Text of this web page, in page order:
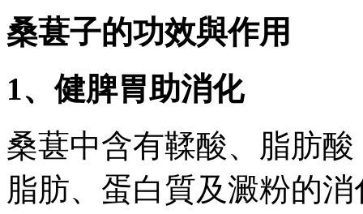
桑葚子的功效與作用
1 、健脾胃助消化
桑葚中含有鞣酸、脂肪酸
脂肪 、蛋白質及澱粉的消